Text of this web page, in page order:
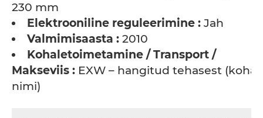
230 mm
Elektrooniline reguleerimine : Jah
Valmimisaasta : 2010
Kohaletoimetamine / Transport /
Makseviis : EXW – hangitud tehasest (koha
nimi)